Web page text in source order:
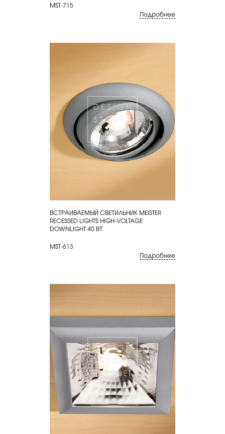
MST-715
Подробнее
КУПИТЬ
ВСТРАИВАЕМЫЙ СВЕТИЛЬНИК MEISTER
RECESSED LIGHTS HIGH-VOLTAGE
DOWNLIGHT 40 ВТ
MST-613
Подробнее